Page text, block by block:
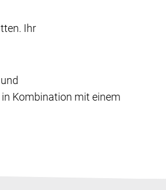
Ihr
Kombination mit einem